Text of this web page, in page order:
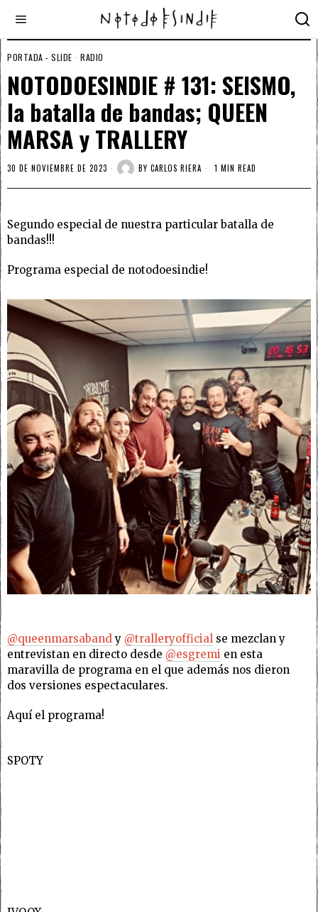
PORTADA - SLIDE · RADIO
NOTODOESINDIE # 131: SEISMO,
la batalla de bandas; QUEEN
MARSA y TRALLERY
30 DE NOVIEMBRE DE 2023 BY CARLOS RIERA 1 MIN READ
Segundo especial de nuestra particular batalla de
bandas!!!
Programa especial de notodoesindie!
@queenmarsabandy @tralleryofficial se mezclan y
entrevistan en directo desde @esgremi en esta
maravilla de programa en el que además nos dieron
dos versiones espectaculares.
Aquí el programa!
SPOTY